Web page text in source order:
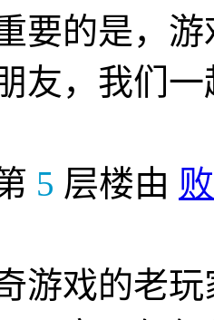
要的是，
友，我们
5 层楼由
游戏的老